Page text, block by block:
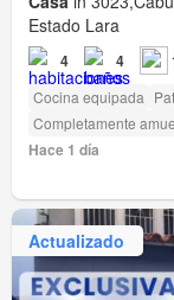
Estado Lara
4 4
Cocina equipada
Completamente
Hace 1 día
Actualizado